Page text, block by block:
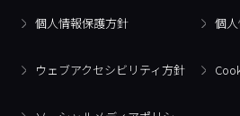
個人情報保護方針 個
ウェブアクセシビリティ方針